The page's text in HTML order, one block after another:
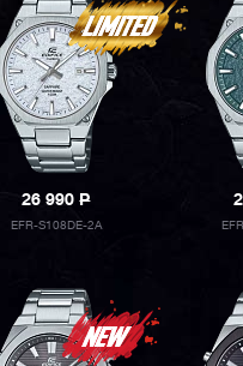
26 990P
EFR-S108DE-2A